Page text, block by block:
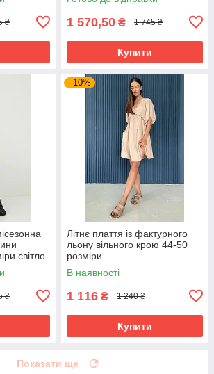
₴ 1 570,50 ₴ 1 745 ₴
Купити
світло-
₴
–10%
Літнє плаття із фактурного
льону вільного крою 44-50
розміри
В наявності
1 116 ₴ 1 240 ₴
Купити
Показати ще